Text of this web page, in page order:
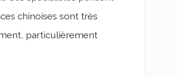
chinoises sont très
particulièrement